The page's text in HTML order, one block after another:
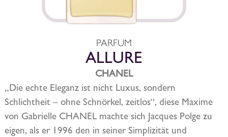
PARFUM
ALLURE
CHANEL
„Die echte Eleganz ist nicht Luxus, sondern
Schlichtheit – ohne Schnörkel, zeitlos“, diese Maxime
von Gabrielle CHANEL machte sich Jacques Polge zu
eigen, als er 1996 den in seiner Simplizität und